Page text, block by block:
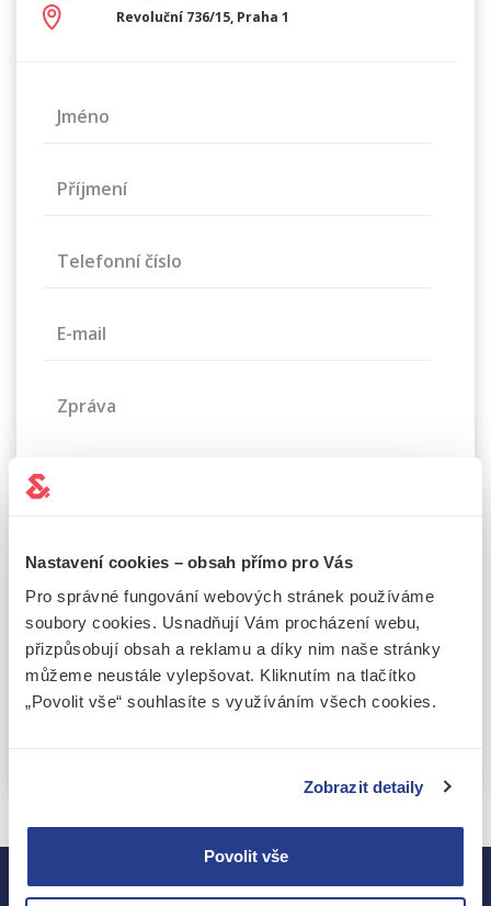
Nastavení cookies – obsah přímo pro Vás
Pro správné fungování webových stránek používáme
soubory cookies. Usnadňují Vám procházení webu,
přizpůsobují obsah a reklamu a díky nim naše stránky
můžeme neustále vylepšovat. Kliknutím na tlačítko
„Povolit vše“ souhlasíte s využíváním všech cookies.
Zobrazit detaily
Povolit vše
Revoluční 736/15, Praha 1
Jméno
Příjmení
Telefonní číslo
E-mail
Zpráva
Souhlasím se zpracováním osobních údajů
Tuto stránku chrání služba reCAPTCHA a vztahují se na ni Zásady
ochrany soukromí a Smluvní podmínky společnosti Google.